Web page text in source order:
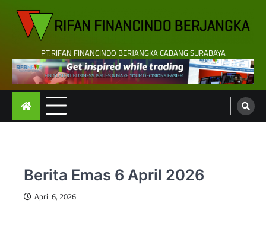
content
PT.RIFAN FINANCINDO BERJANGKA CABANG SURABAYA
Berita Emas 6 April 2026
April 6, 2026